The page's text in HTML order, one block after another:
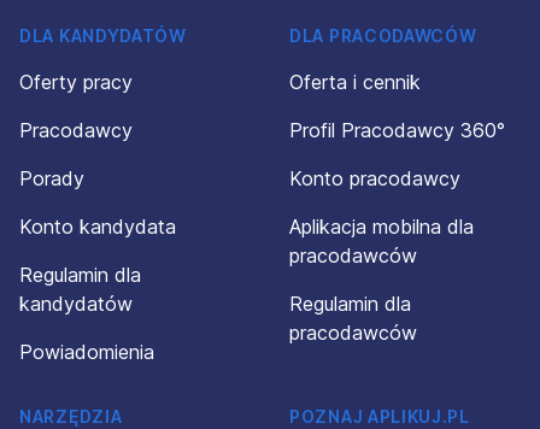
DLA KANDYDATÓW
Oferty pracy
Pracodawcy
Porady
Konto kandydata
Regulamin dla
kandydatów
Powiadomienia
DLA PRACODAWCÓW
Oferta i cennik
Profil Pracodawcy 360°
Konto pracodawcy
Aplikacja mobilna dla
pracodawców
Regulamin dla
pracodawców
NARZĘDZIA
POZNAJ APLIKUJ.PL